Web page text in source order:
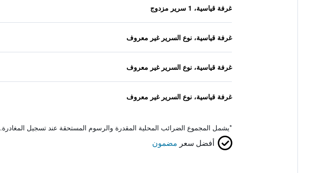
غرفة قياسية، 1 سرير مزدوج
غرفة قياسية، نوع السرير غير معروف
غرفة قياسية، نوع السرير غير معروف
غرفة قياسية، نوع السرير غير معروف
*يشمل المجموع الضرائب المحلية المقدرة والرسوم المستحقة عند تسجيل المغادرة.
أفضل سعر مضمون